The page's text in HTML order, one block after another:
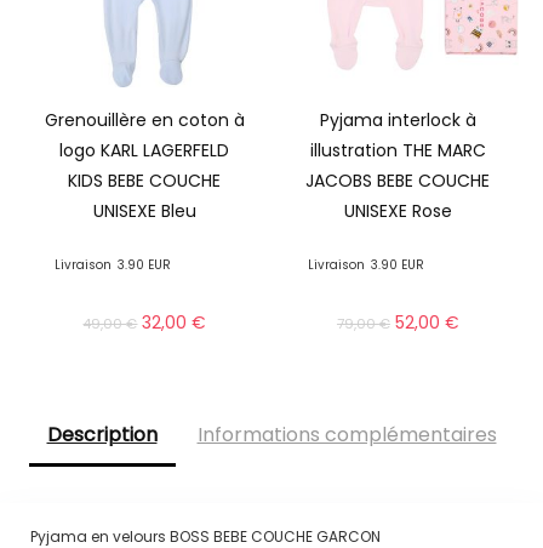
Grenouillère en coton à
logo KARL LAGERFELD
KIDS BEBE COUCHE
UNISEXE Bleu
Livraison 3.90 EUR
49,00€ 32,00€
Pyjama interlock à
illustration THE MARC
JACOBS BEBE COUCHE
UNISEXE Rose
Livraison 3.90 EUR
79,00€ 52,00 €
Description Informations complémentaires
Pyjama en velours BOSS BEBE COUCHE GARCON